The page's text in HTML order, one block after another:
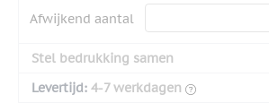
Afwijkend aantal
Stel bedrukking samen
Levertijd: 4-7 werkdagen